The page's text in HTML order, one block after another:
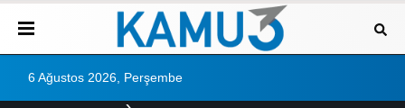
6 Ağustos 2026, Perşembe